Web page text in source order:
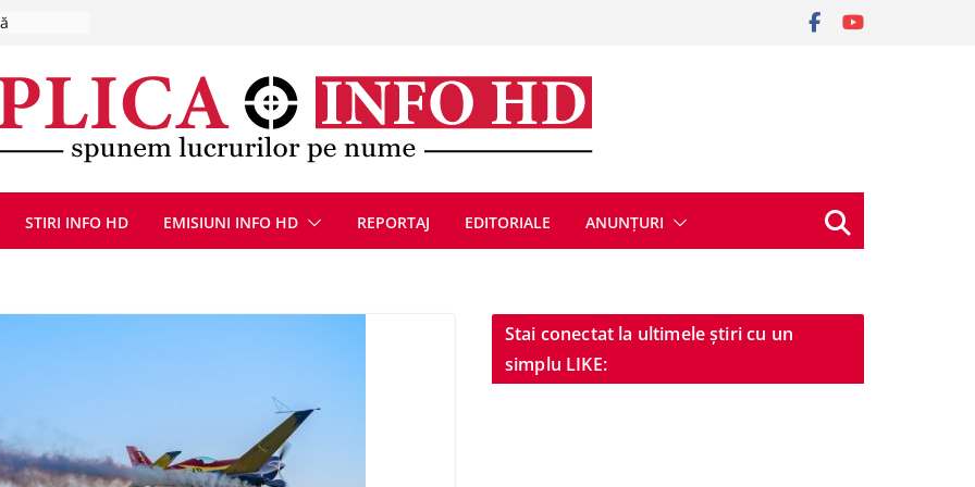
la Uricani.
parapet
din
STIRI INFO HD EMISIUNI INFO HD REPORTAJ EDITORIALE ANUNȚURI
Stai conectat la ultimele știri cu un
simplu LIKE: